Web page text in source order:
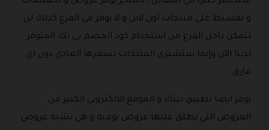
و تقسيط على منتجات اون لاين و لا يوفر في الفرع كذلك لن
تتمكن داخل الفرع من استخدام كود الخصم بي تك المتوفر
لدينا الآن وإنما ستشتري المنتجات بسعرها العادي دون اي
فارق .
يوفر ايضا تطبيق بيتك و الموقع الالكتروني الكثير من
العروض التي يطلق عليها عروض يومية و هي تشبه عروض